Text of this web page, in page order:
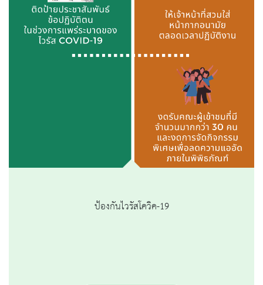
ป้องกันไวรัสโควิค-19